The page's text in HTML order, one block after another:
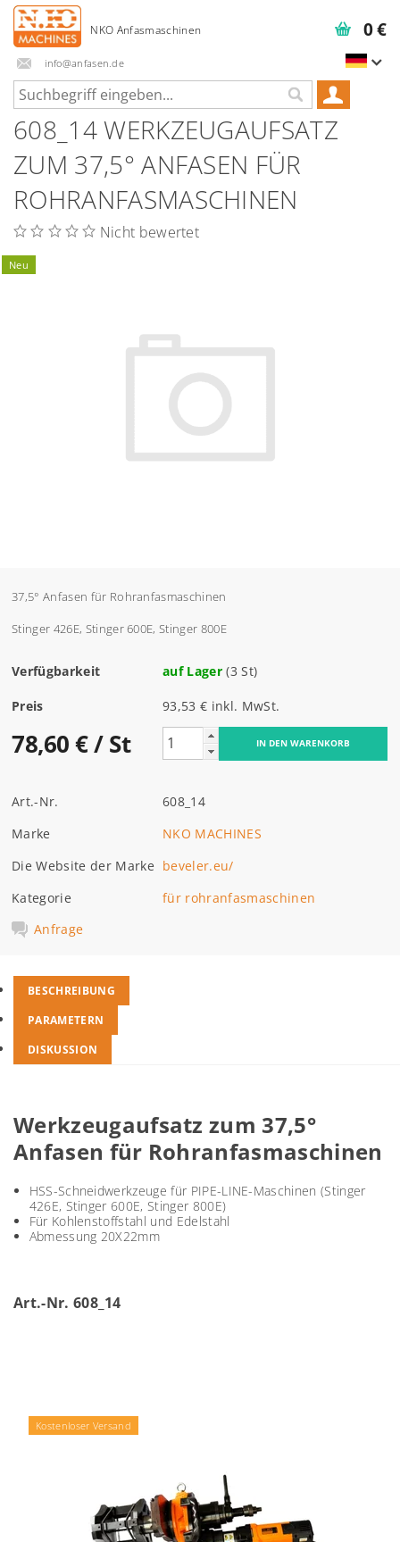
info@anfasen.de
0 €
608_14 WERKZEUGAUFSATZ
ZUM 37,5° ANFASEN FÜR
ROHRANFASMASCHINEN
Nicht bewertet
Neu
37,5° Anfasen für Rohranfasmaschinen
Stinger 426E, Stinger 600E, Stinger 800E
Verfügbarkeit auf Lager (3 St)
Preis 93,53 € inkl. MwSt.
78,60 €/ St
Art.-Nr.
608_14
Marke
NKO MACHINES
Die Website der Marke beveler.eu/
Kategorie
für rohranfasmaschinen
Anfrage
BESCHREIBUNG
PARAMETERN
DISKUSSION
Werkzeugaufsatz zum 37,5°
Anfasen für Rohranfasmaschinen
HSS-Schneidwerkzeuge für PIPE-LINE-Maschinen (Stinger
426E, Stinger 600E, Stinger 800E)
Für Kohlenstoffstahl und Edelstahl
Abmessung 20X22mm
Art.-Nr. 608_14
Kostenloser Versand